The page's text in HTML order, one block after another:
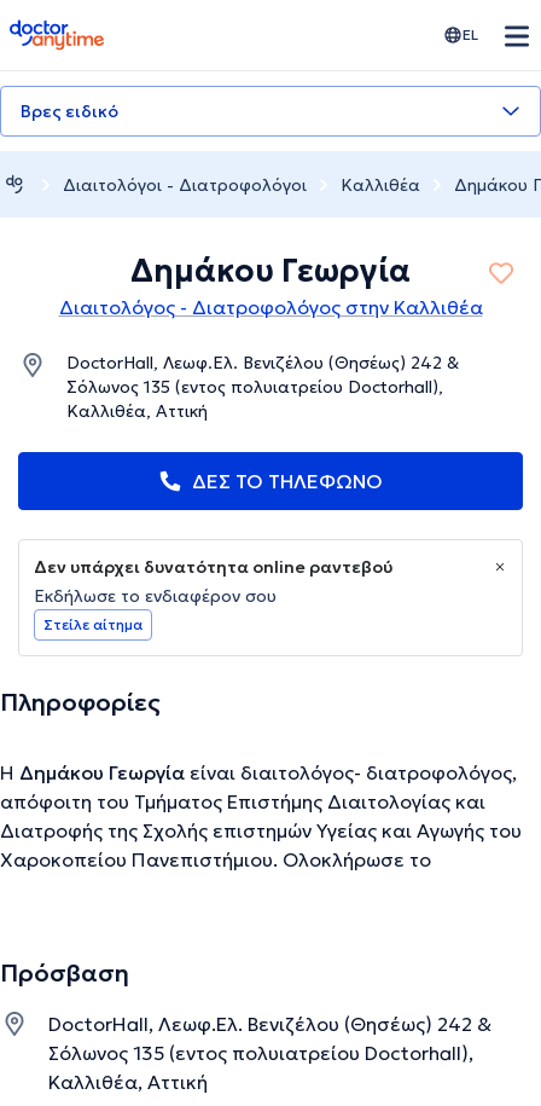
doctoranytime EL
Βρες ειδικό
Διαιτολόγοι - Διατροφολόγοι Καλλιθέα Δημάκου
Δημάκου Γεωργία
Διαιτολόγος - Διατροφολόγος στην Καλλιθέα
DoctorHall, Λεωφ.Ελ. Βενιζέλου (Θησέως) 242 &
Σόλωνος 135 (εντος πολυιατρείου Doctorhall),
Καλλιθέα, Αττική
ΔΕΣ ΤΟ ΤΗΛΕΦΩΝΟ
Δεν υπάρχει δυνατότητα online ραντεβού
Εκδήλωσε το ενδιαφέρον σου
Στείλε αίτημα
Πληροφορίες
Η Δημάκου Γεωργία είναι διαιτολόγος- διατροφολόγος,
απόφοιτη του Τμήματος Επιστήμης Διαιτολογίας και
Διατροφής της Σχολής επιστημών Υγείας και Αγωγής του
Χαροκοπείου Πανεπιστήμιου. Ολοκλήρωσε το
συνεργασία με την Ιατρική σχολή του Πανεπιστήμιου
Επιστημών της εκπαίδευσης και Κοινωνικής Εργασίας στο
Πανεπιστήμιο Πάτρας. Εργάζεται στο Τμήμα
Διαιτολογίας του 251 Γενικού Νοσοκομείου Αεροπορίας
Πρόσβαση
DoctorHall, Λεωφ.Ελ. Βενιζέλου (Θησέως) 242 &
Σόλωνος 135 (εντος πολυιατρείου Doctorhall),
Καλλιθέα, Αττική